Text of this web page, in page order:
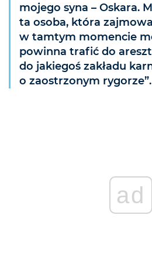
mojego syna – Oskara.
ta osoba, która
w tamtym momencie
powinna trafić do
do jakiegoś zakładu
o zaostrzonym rygorze”.
ad